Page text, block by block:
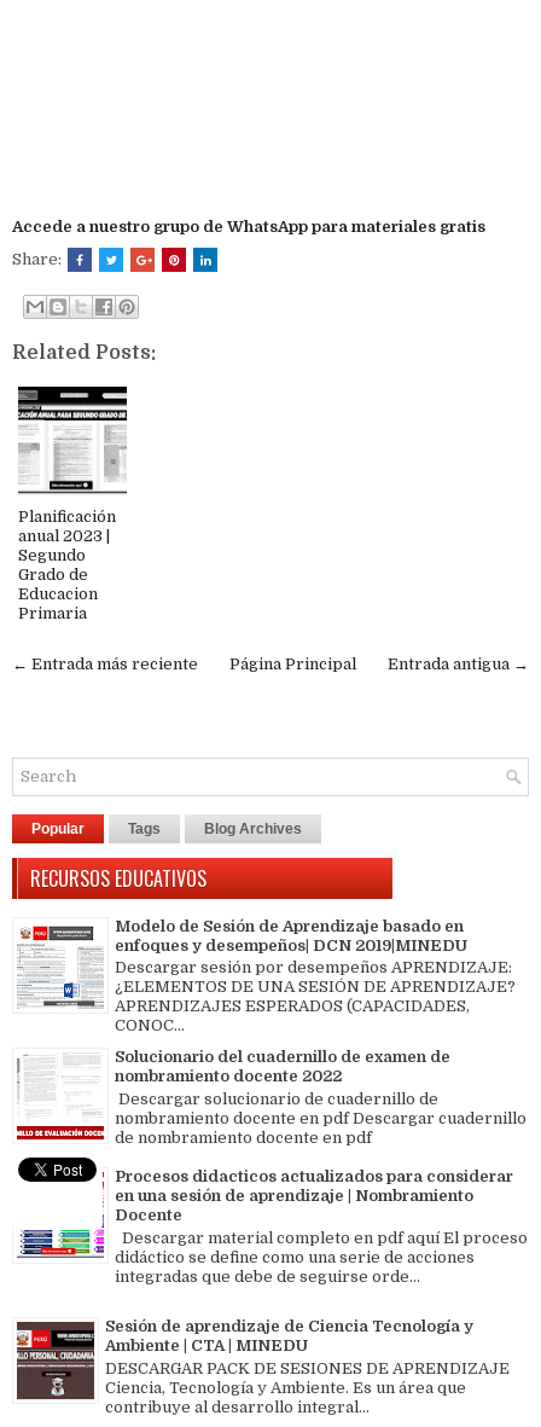
Accede a nuestro grupo de WhatsApp para materiales gratis
Share:
Related Posts:
Planificación
anual 2023 |
Segundo
Grado de
Educacion
Primaria
← Entrada más reciente Entrada antigua →
Página Principal
Popular Tags Blog Archives
RECURSOS EDUCATIVOS
Modelo de Sesión de Aprendizaje basado en
enfoques y desempeños| DCN 2019|MINEDU
Descargar sesión por desempeños APRENDIZAJE:
¿ELEMENTOS DE UNA SESIÓN DE APRENDIZAJE?
APRENDIZAJES ESPERADOS (CAPACIDADES,
CONOC...
Solucionario del cuadernillo de examen de
nombramiento docente 2022
Descargar solucionario de cuadernillo de
nombramiento docente en pdf Descargar cuadernillo
de nombramiento docente en pdf
Procesos didacticos actualizados para considerar
en una sesión de aprendizaje | Nombramiento
Docente
Descargar material completo en pdf aquí El proceso
didáctico se define como una serie de acciones
integradas que debe de seguirse orde...
Sesión de aprendizaje de Ciencia Tecnología y
Ambiente | CTA | MINEDU
DESCARGAR PACK DE SESIONES DE APRENDIZAJE
Ciencia, Tecnología y Ambiente. Es un área que
contribuye al desarrollo integral...